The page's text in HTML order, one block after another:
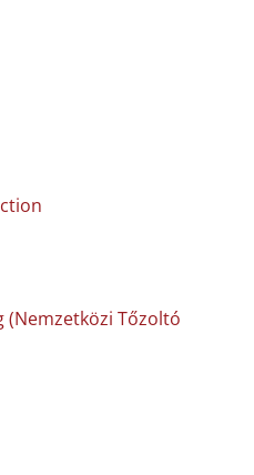
(Nemzetközi Tőzoltó